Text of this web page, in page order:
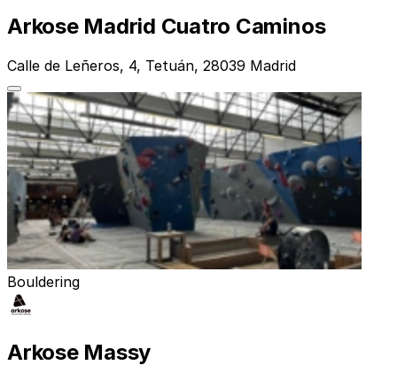
Arkose Madrid Cuatro Caminos
Calle de Leñeros, 4, Tetuán, 28039 Madrid
Bouldering
Arkose Massy